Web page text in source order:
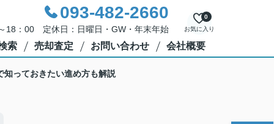
093-482-2660
18：00 定休日：日曜日・GW・年末年始 お気に入り
0
索 売却査定 お問い合わせ 会社概要
っておきたい進め方も解説